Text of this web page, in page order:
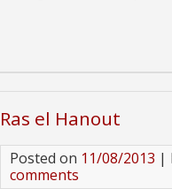
Ras el Hanout
Posted on 11/08/2013 |
comments